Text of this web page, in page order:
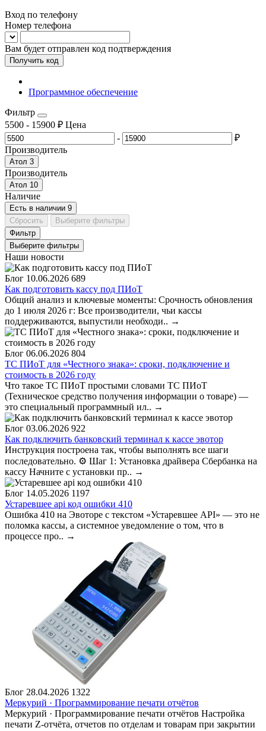
Вход по телефону
Номер телефона
Вам будет отправлен код подтверждения
Получить код
Программное обеспечение
Фильтр
5500 - 15900 ₽ Цена
-
₽
Производитель
Атол 3
Производитель
Атол 10
Наличие
Есть в наличии 9
Сбросить
Выберите фильтры
Фильтр
Выберите фильтры
Наши новости
Блог 10.06.2026 689
Как подготовить кассу под ПИоТ
Общий анализ и ключевые моменты: Срочность обновления
до 1 июля 2026 г: Все производители, чьи кассы
поддерживаются, выпустили необходи.. →
Блог 06.06.2026 804
ТС ПИоТ для «Честного знака»: сроки, подключение и
стоимость в 2026 году
Что такое ТС ПИоТ простыми словами ТС ПИоТ
(Техническое средство получения информации о товаре) —
это специальный программный ил.. →
Блог 03.06.2026 922
Как подключить банковский терминал к кассе эвотор
Инструкция построена так, чтобы выполнять все шаги
последовательно. ⚙️ Шаг 1: Установка драйвера Сбербанка на
кассу Начните с установки пр.. →
Блог 14.05.2026 1197
Устаревшее api код ошибки 410
Ошибка 410 на Эвоторе с текстом «Устаревшее API» — это не
поломка кассы, а системное уведомление о том, что в
процессе про.. →
Блог 28.04.2026 1322
Меркурий · Программирование печати отчётов
Меркурий · Программирование печати отчётов Настройка
печати Z-отчёта, отчетов по отделам и товарам при закрытии